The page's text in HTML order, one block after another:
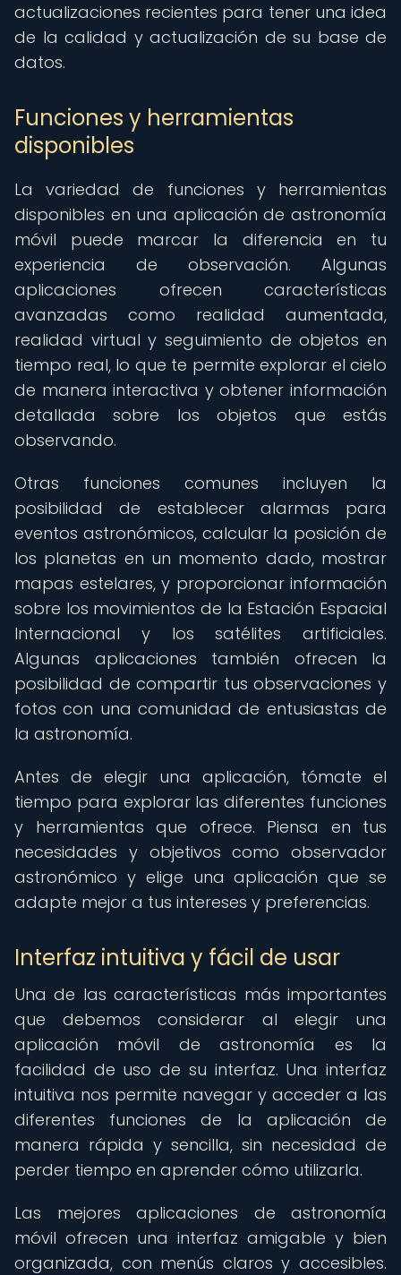
actualizaciones recientes para tener una idea
de la calidad y actualización de su base de
datos.
Funciones y herramientas
disponibles
La variedad de funciones y herramientas
disponibles en una aplicación de astronomía
móvil puede marcar la diferencia en tu
experiencia de observación. Algunas
aplicaciones ofrecen características
avanzadas como realidad aumentada,
realidad virtual y seguimiento de objetos en
tiempo real, lo que te permite explorar el cielo
de manera interactiva y obtener información
detallada sobre los objetos que estás
observando.
Otras funciones comunes incluyen la
posibilidad de establecer alarmas para
eventos astronómicos, calcular la posición de
los planetas en un momento dado, mostrar
mapas estelares, y proporcionar información
sobre los movimientos de la Estación Espacial
Internacional y los satélites artificiales.
Algunas aplicaciones también ofrecen la
posibilidad de compartir tus observaciones y
fotos con una comunidad de entusiastas de
la astronomía.
Antes de elegir una aplicación, tómate el
tiempo para explorar las diferentes funciones
y herramientas que ofrece. Piensa en tus
necesidades y objetivos como observador
astronómico y elige una aplicación que se
adapte mejor a tus intereses y preferencias.
Interfaz intuitiva y fácil de usar
Una de las características más importantes
que debemos considerar al elegir una
aplicación móvil de astronomía es la
facilidad de uso de su interfaz. Una interfaz
intuitiva nos permite navegar y acceder a las
diferentes funciones de la aplicación de
manera rápida y sencilla, sin necesidad de
perder tiempo en aprender cómo utilizarla.
Las mejores aplicaciones de astronomía
móvil ofrecen una interfaz amigable y bien
organizada, con menús claros y accesibles.